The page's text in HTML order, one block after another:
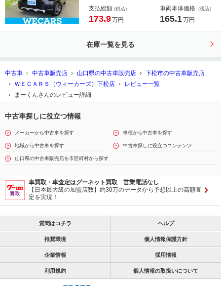
ートヒーター 前席／車線逸脱防止支
援システム／ヘッドランプ ＬＥＤ／
支払総額 (税込)
173.9万円
車両本体価格 (税込)
165.1万円
在庫一覧を見る
中古車 中古車販売店 山口県の中古車販売店
下松市の中古車販売店
ＷＥＣＡＲＳ（ウィーカーズ）下松店
レビュー一覧
まーくんさんのレビュー詳細
中古車探しに役立つ情報
メーカーから中古車を探す 車種から中古車を探す
地域から中古車を探す 中古車探しに役立つコンテンツ
山口県の中古車販売店を市区町村から探す
車買取・車査定はグーネット買取 営業電話なし
【日本最大級の加盟店数】約30万のデータから予想以上の高額査
定を実現！
質問はコチラ ヘルプ
推奨環境 個人情報保護方針
企業情報 採用情報
利用規約 個人情報の取扱いについて